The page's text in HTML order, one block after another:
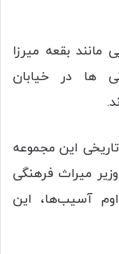
بقعه میرزا
ها در خیابان
داشت: مرمت ۲۳ بنای تاریخی این مجموعه
در سال ۱۴۰۳ با حضور وزیر میراث فرهنگی
آسیب‌ها، این